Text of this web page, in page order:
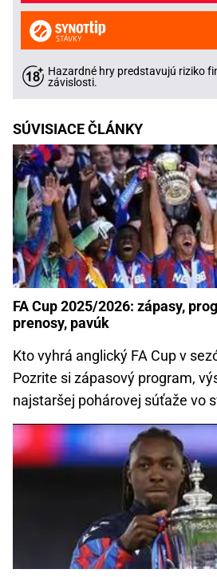
Hazardné hry predstavujú riziko
závislosti.
SÚVISIACE ČLÁNKY
FA Cup 2025/2026: zápasy,
prenosy, pavúk
Kto vyhrá anglický FA Cup v
Pozrite si zápasový program,
najstaršej pohárovej súťaže vo